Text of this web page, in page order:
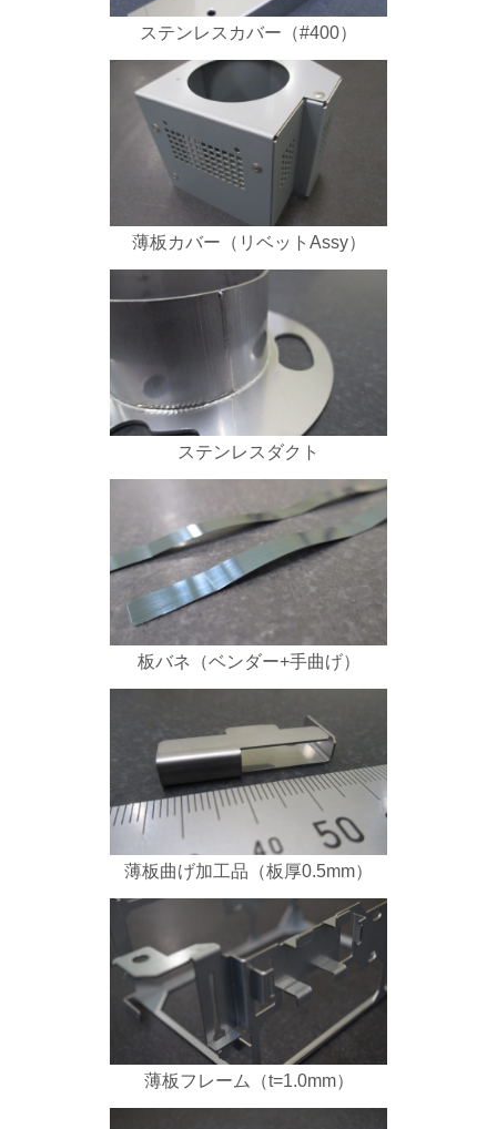
ステンレスカバー（#400）
薄板カバー（リベットAssy）
ステンレスダクト
板バネ（ベンダー+手曲げ）
薄板曲げ加工品（板厚0.5mm）
薄板フレーム（t=1.0mm）